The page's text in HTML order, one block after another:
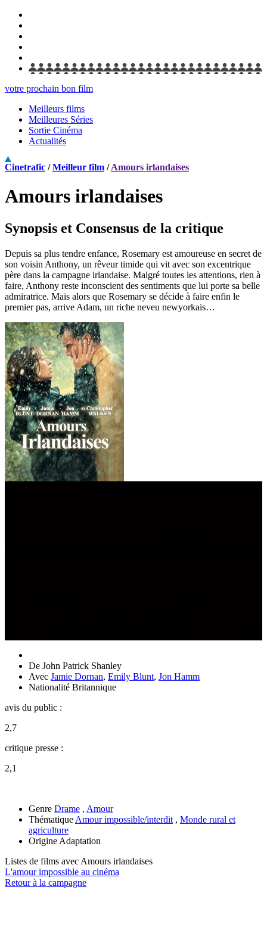
votre prochain bon film
Meilleurs films
Meilleures Séries
Sortie Cinéma
Actualités
Cinetrafic /Meilleur film /Amours irlandaises
Amours irlandaises
Synopsis et Consensus de la critique
Depuis sa plus tendre enfance, Rosemary est amoureuse en secret de
son voisin Anthony, un rêveur timide qui vit avec son excentrique
père dans la campagne irlandaise. Malgré toutes les attentions, rien à
faire, Anthony reste inconscient des sentiments que lui porte sa belle
admiratrice. Mais alors que Rosemary se décide à faire enfin le
premier pas, arrive Adam, un riche neveu newyorkais…
De John Patrick Shanley
Avec Jamie Dornan, Emily Blunt, Jon Hamm
Nationalité Britannique
avis du public :
2,7
critique presse :
2,1
Genre Drame , Amour
Thématique Amour impossible/interdit , Monde rural et
agriculture
Origine Adaptation
Listes de films avec Amours irlandaises
L'amour impossible au cinéma
Retour à la campagne